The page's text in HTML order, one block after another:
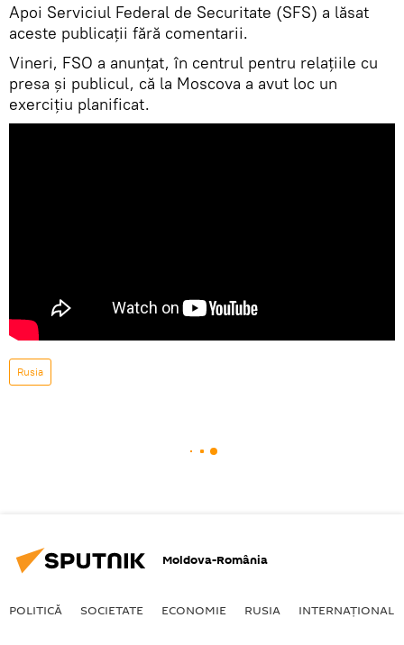
Apoi Serviciul Federal de Securitate (SFS) a lăsat
aceste publicații fără comentarii.
Vineri, FSO a anunțat, în centrul pentru relațiile cu
presa și publicul, că la Moscova a avut loc un
exercițiu planificat.
Rusia
Moldova-România
POLITICĂ SOCIETATE ECONOMIE RUSIA INTERNAŢIONAL